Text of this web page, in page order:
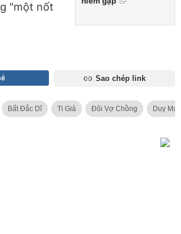
"một nốt
Sao chép link
Bất Đắc Dĩ Ti Giả Đôi Vợ Chồng Duy